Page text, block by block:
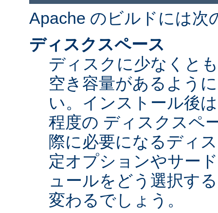
Apache のビルドには次
ディスクスペース
ディスクに少なくと
空き容量があるよう
い。インストール後
程度の ディスクスペ
際に必要になるディ
定オプションやサー
ュールをどう選択す
変わるでしょう。